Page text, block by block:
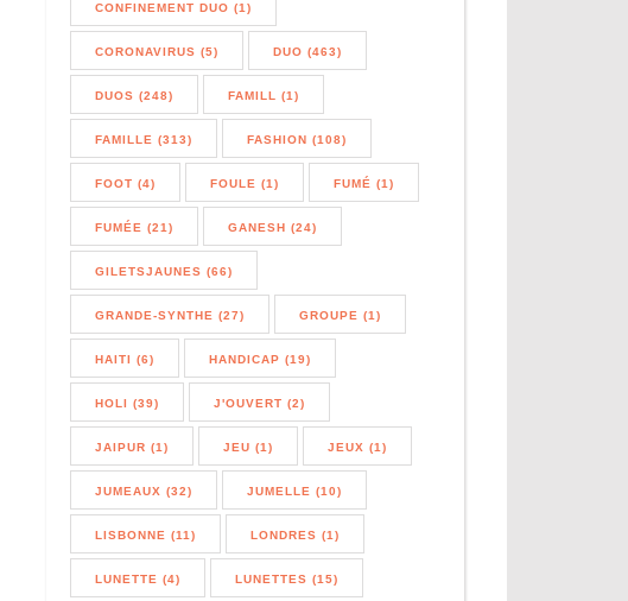
CONFINEMENT DUO (1)
CORONAVIRUS (5) DUO (463)
DUOS (248) FAMILL (1)
FAMILLE (313) FASHION (108)
FOOT (4) FOULE (1) FUMÉ (1)
FUMÉE (21) GANESH (24)
GILETSJAUNES (66)
GRANDE-SYNTHE (27) GROUPE (1)
HAITI (6) HANDICAP (19)
HOLI (39) J'OUVERT (2)
JAIPUR (1) JEU (1) JEUX (1)
JUMEAUX (32) JUMELLE (10)
LISBONNE (11) LONDRES (1)
LUNETTE (4) LUNETTES (15)